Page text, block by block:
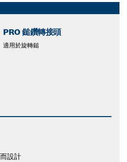
PRO 鎚鑽轉接頭
適用於旋轉鎚
設計